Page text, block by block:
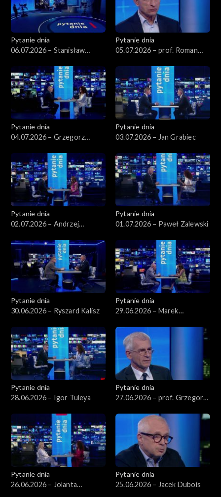
Pytanie dnia
06.07.2026 – Stanisław
Pytanie dnia
05.07.2026 – prof. Roman
Pytanie dnia
04.07.2026 – Grzegorz
Pytanie dnia
03.07.2026 – Jan Grabiec
Pytanie dnia
02.07.2026 – Andrzej
Pytanie dnia
01.07.2026 – Paweł Zalewski
Pytanie dnia
30.06.2026 – Ryszard Kalisz
Pytanie dnia
29.06.2026 – Marek
Pytanie dnia
28.06.2026 – Igor Tuleya
Pytanie dnia
27.06.2026 – prof. Grzegorz
Pytanie dnia
26.06.2026 – Jolanta
Pytanie dnia
25.06.2026 – Jacek Dubois